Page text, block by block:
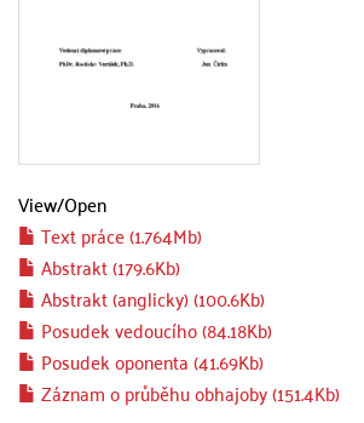
View/Open
Text práce (1.764Mb)
Abstrakt (179.6Kb)
Abstrakt (anglicky) (100.6Kb)
Posudek vedoucího (84.18Kb)
Posudek oponenta (41.69Kb)
Záznam o průběhu obhajoby (151.4Kb)